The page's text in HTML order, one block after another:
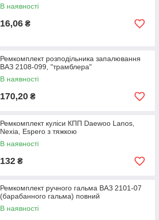
В наявності
16,06 ₴
Ремкомплект розподільника запалювання
ВАЗ 2108-099, "трамблера"
В наявності
170,20 ₴
Ремкомплект куліси КПП Daewoo Lanos,
Nexia, Espero з тяжкою
В наявності
132 ₴
Ремкомплект ручного гальма ВАЗ 2101-07
(барабанного гальма) повний
В наявності